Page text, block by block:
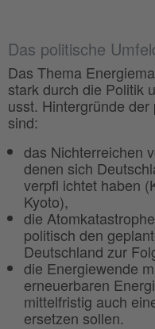
Das politische
Das Thema
stark durch die Politik
usst. Hintergründe
sind:
das Nichterreichen
denen sich
verpfl ichtet haben
Kyoto),
die
politisch den
Deutschland zur
die Energiewende
erneuerbaren
mittelfristig auch
ersetzen sollen.